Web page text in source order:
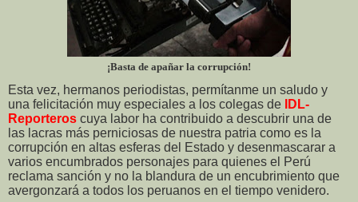
¡Basta de apañar la corrupción!
Esta vez, hermanos periodistas, permítanme un saludo y
una felicitación muy especiales a los colegas de
IDL-
Reporteros cuya labor ha contribuido a descubrir una de
las lacras más perniciosas de nuestra patria como es la
corrupción en altas esferas del Estado y desenmascarar a
varios encumbrados personajes para quienes el Perú
reclama sanción y no la blandura de un encubrimiento que
avergonzará a todos los peruanos en el tiempo venidero.